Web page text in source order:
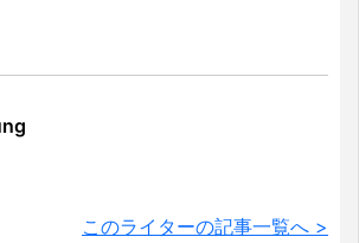
このライターの記事一覧へ >